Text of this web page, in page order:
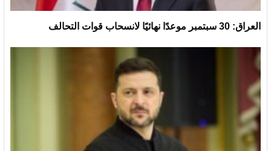
العراق: 30 سبتمبر موعدًا نهائيًا لانسحاب قوات التحالف